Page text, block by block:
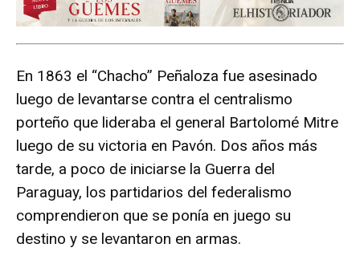
En 1863 el “Chacho” Peñaloza fue asesinado
luego de levantarse contra el centralismo
porteño que lideraba el general Bartolomé Mitre
luego de su victoria en Pavón. Dos años más
tarde, a poco de iniciarse la Guerra del
Paraguay, los partidarios del federalismo
comprendieron que se ponía en juego su
destino y se levantaron en armas.